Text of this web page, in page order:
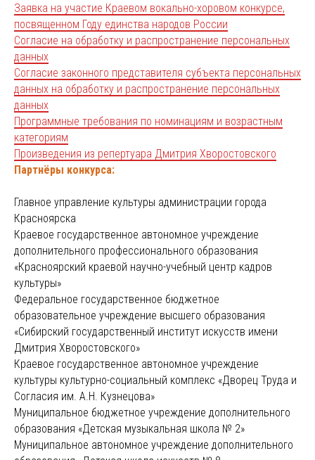
Заявка на участие Краевом вокально-хоровом конкурсе,
посвященном Году единства народов России
Согласие на обработку и распространение персональных
данных
Согласие законного представителя субъекта персональных
данных на обработку и распространение персональных
данных
Программные требования по номинациям и возрастным
категориям
Произведения из репертуара Дмитрия Хворостовского
Партнёры конкурса:
Главное управление культуры администрации города
Красноярска
Краевое государственное автономное учреждение
дополнительного профессионального образования
«Красноярский краевой научно-учебный центр кадров
культуры»
Федеральное государственное бюджетное
образовательное учреждение высшего образования
«Сибирский государственный институт искусств имени
Дмитрия Хворостовского»
Краевое государственное автономное учреждение
культуры культурно-социальный комплекс «Дворец Труда и
Согласия им. А.Н. Кузнецова»
Муниципальное бюджетное учреждение дополнительного
образования «Детская музыкальная школа № 2»
Муниципальное автономное учреждение дополнительного